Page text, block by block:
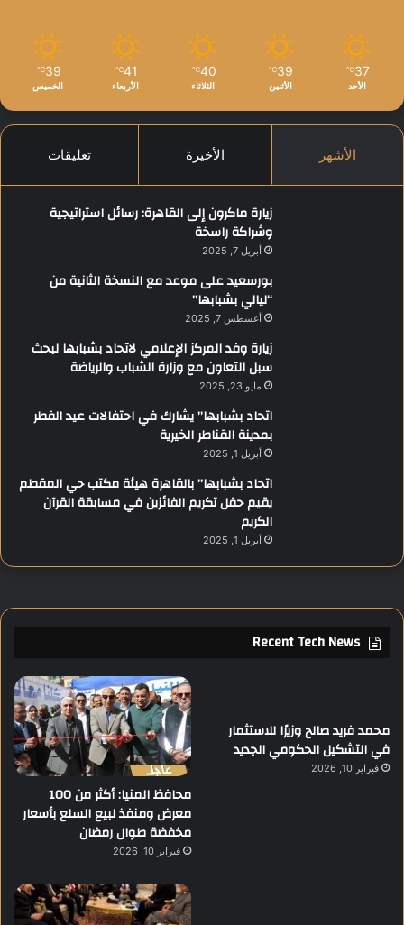
37
℃
الأحد
39
℃
الأثنين
40
℃
الثلاثاء
41
℃
الأربعاء
39
℃
الخميس
الأشهر الأخيرة تعليقات
زيارة ماكرون إلى القاهرة: رسائل استراتيجية
وشراكة راسخة
أبريل 7, 2025
بورسعيد على موعد مع النسخة الثانية من
“ليالي بشبابها”
أغسطس 7, 2025
زيارة وفد المركز الإعلامي لاتحاد بشبابها لبحث
سبل التعاون مع وزارة الشباب والرياضة
مايو 23, 2025
اتحاد بشبابها” يشارك في احتفالات عيد الفطر
بمدينة القناطر الخيرية
أبريل 1, 2025
اتحاد بشبابها” بالقاهرة هيئة مكتب حي المقطم
يقيم حفل تكريم الفائزين في مسابقة القرآن
الكريم
أبريل 1, 2025
Recent Tech News
محمد فريد صالح وزيرًا للاستثمار
في التشكيل الحكومي الجديد
فبراير 10, 2026
محافظ المنيا: أكثر من 100
معرض ومنفذ لبيع السلع بأسعار
مخفضة طوال رمضان
فبراير 10, 2026